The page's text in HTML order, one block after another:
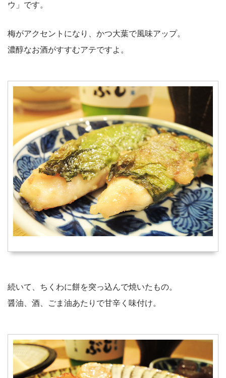
ウ」です。
梅がアクセントになり、かつ大葉で風味アップ。
濃醇なお酒がすすむアテですよ。
続いて、ちくわに餅を突っ込んで焼いたもの。
醤油、酒、ごま油あたりで甘辛く味付け。